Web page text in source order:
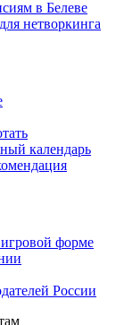
в Белеве
нетворкинга
календарь
форме
России